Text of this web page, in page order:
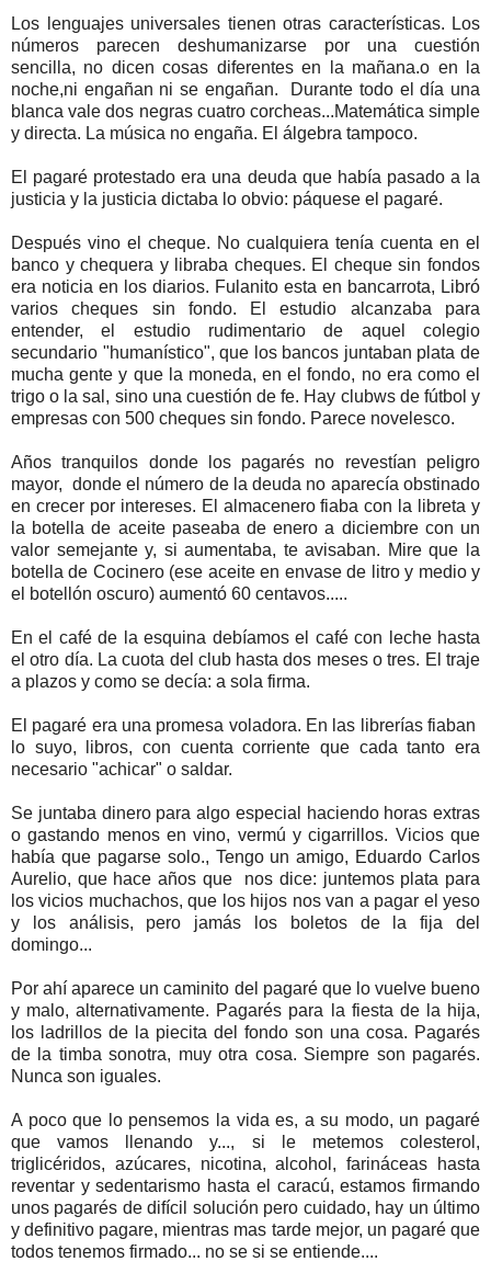
Los lenguajes universales tienen otras características. Los
números parecen deshumanizarse por una cuestión
sencilla, no dicen cosas diferentes en la mañana.o en la
noche,ni engañan ni se engañan. Durante todo el día una
blanca vale dos negras cuatro corcheas...Matemática simple
y directa. La música no engaña. El álgebra tampoco.
El pagaré protestado era una deuda que había pasado a la
justicia y la justicia dictaba lo obvio: páquese el pagaré.
Después vino el cheque. No cualquiera tenía cuenta en el
banco y chequera y libraba cheques. El cheque sin fondos
era noticia en los diarios. Fulanito esta en bancarrota, Libró
varios cheques sin fondo. El estudio alcanzaba para
entender, el estudio rudimentario de aquel colegio
secundario "humanístico", que los bancos juntaban plata de
mucha gente y que la moneda, en el fondo, no era como el
trigo o la sal, sino una cuestión de fe. Hay clubws de fútbol y
empresas con 500 cheques sin fondo. Parece novelesco.
Años tranquilos donde los pagarés no revestían peligro
mayor, donde el número de la deuda no aparecía obstinado
en crecer por intereses. El almacenero fiaba con la libreta y
la botella de aceite paseaba de enero a diciembre con un
valor semejante y, si aumentaba, te avisaban. Mire que la
botella de Cocinero (ese aceite en envase de litro y medio y
el botellón oscuro) aumentó 60 centavos.....
En el café de la esquina debíamos el café con leche hasta
el otro día. La cuota del club hasta dos meses o tres. El traje
a plazos y como se decía: a sola firma.
El pagaré era una promesa voladora. En las librerías fiaban
lo suyo, libros, con cuenta corriente que cada tanto era
necesario "achicar" o saldar.
Se juntaba dinero para algo especial haciendo horas extras
o gastando menos en vino, vermú y cigarrillos. Vicios que
había que pagarse solo., Tengo un amigo, Eduardo Carlos
Aurelio, que hace años que nos dice: juntemos plata para
los vicios muchachos, que los hijos nos van a pagar el yeso
y los análisis, pero jamás los boletos de la fija del
domingo...
Por ahí aparece un caminito del pagaré que lo vuelve bueno
y malo, alternativamente. Pagarés para la fiesta de la hija,
los ladrillos de la piecita del fondo son una cosa. Pagarés
de la timba sonotra, muy otra cosa. Siempre son pagarés.
Nunca son iguales.
A poco que lo pensemos la vida es, a su modo, un pagaré
que vamos llenando y..., si le metemos colesterol,
triglicéridos, azúcares, nicotina, alcohol, farináceas hasta
reventar y sedentarismo hasta el caracú, estamos firmando
unos pagarés de difícil solución pero cuidado, hay un último
y definitivo pagare, mientras mas tarde mejor, un pagaré que
todos tenemos firmado... no se si se entiende....